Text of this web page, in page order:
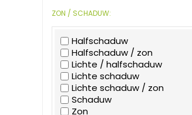
ZON / SCHADUW:
Halfschaduw
Halfschaduw / zon
Lichte / halfschaduw
Lichte schaduw
Lichte schaduw / zon
Schaduw
Zon